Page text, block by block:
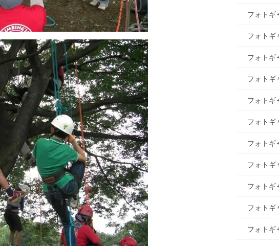
フォトギ
フォトギ
フォトギ
フォトギ
フォトギ
フォトギ
フォトギ
フォトギ
フォトギ
フォトギ
フォトギ